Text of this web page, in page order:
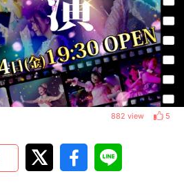
882 view 5